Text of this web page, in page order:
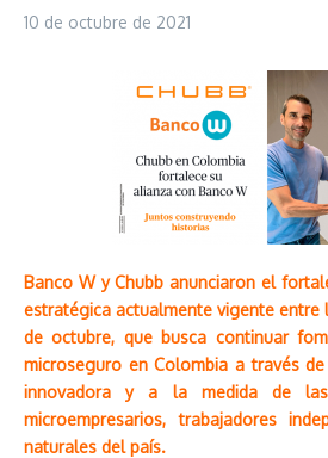
10 de octubre de 2021
Banco W y Chubb anunciaron el
estratégica actualmente vigente entre
de octubre, que busca continuar
microseguro en Colombia a través
innovadora y a la medida de
microempresarios, trabajadores
naturales del país.